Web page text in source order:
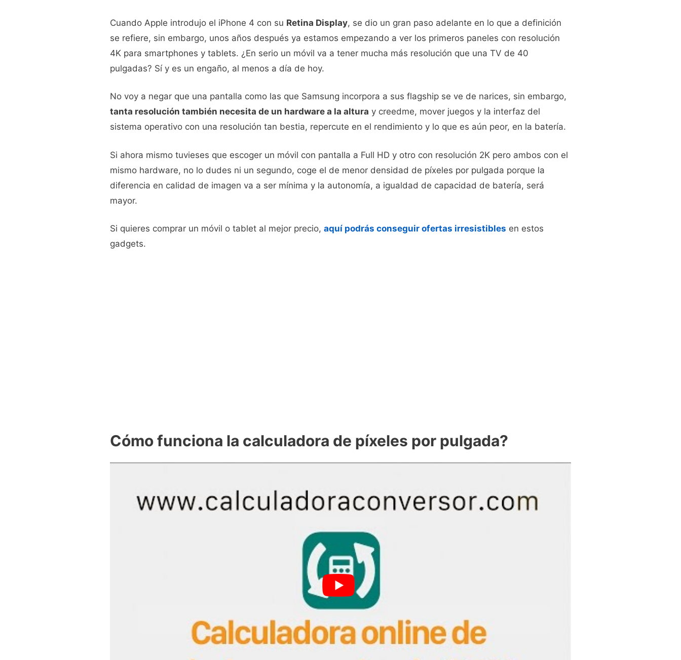
Cuando Apple introdujo el iPhone 4 con su Retina Display, se dio un gran paso adelante en lo que a definición
se refiere, sin embargo, unos años después ya estamos empezando a ver los primeros paneles con resolución
4K para smartphones y tablets. ¿En serio un móvil va a tener mucha más resolución que una TV de 40
pulgadas? Sí y es un engaño, al menos a día de hoy.
No voy a negar que una pantalla como las que Samsung incorpora a sus flagship se ve de narices, sin embargo,
tanta resolución también necesita de un hardware a la altura y creedme, mover juegos y la interfaz del
sistema operativo con una resolución tan bestia, repercute en el rendimiento y lo que es aún peor, en la batería.
Si ahora mismo tuvieses que escoger un móvil con pantalla a Full HD y otro con resolución 2K pero ambos con el
mismo hardware, no lo dudes ni un segundo, coge el de menor densidad de píxeles por pulgada porque la
diferencia en calidad de imagen va a ser mínima y la autonomía, a igualdad de capacidad de batería, será
mayor.
Si quieres comprar un móvil o tablet al mejor precio, aquí podrás conseguir ofertas irresistibles en estos
gadgets.
Cómo funciona la calculadora de píxeles por pulgada?